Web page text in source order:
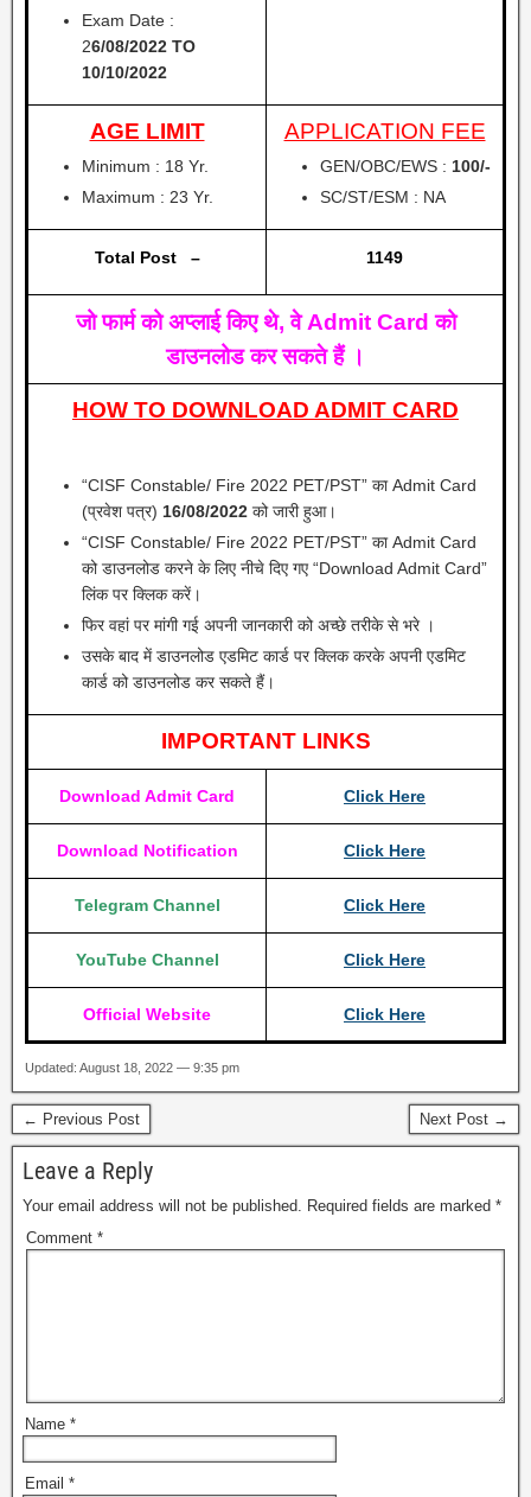
Exam Date :
26/08/2022 TO
10/10/2022
AGE LIMIT
Minimum : 18 Yr.
Maximum : 23 Yr.
APPLICATION FEE
GEN/OBC/EWS : 100/-
SC/ST/ESM : NA
Total Post – 1149
जो फार्म को अप्लाई किए थे, वे Admit Card को
डाउनलोड कर सकते हैं ।
HOW TO DOWNLOAD ADMIT CARD
“CISF Constable/ Fire 2022 PET/PST” का Admit Card
(प्रवेश पत्र) 16/08/2022 को जारी हुआ।
“CISF Constable/ Fire 2022 PET/PST” का Admit Card
को डाउनलोड करने के लिए नीचे दिए गए “Download Admit Card”
लिंक पर क्लिक करें।
फिर वहां पर मांगी गई अपनी जानकारी को अच्छे तरीके से भरे ।
उसके बाद में डाउनलोड एडमिट कार्ड पर क्लिक करके अपनी एडमिट
कार्ड को डाउनलोड कर सकते हैं।
IMPORTANT LINKS
Download Admit Card Click Here
Download Notification Click Here
Telegram Channel Click Here
YouTube Channel Click Here
Official Website Click Here
Updated: August 18, 2022 — 9:35 pm
← Previous Post Next Post →
Leave a Reply
Your email address will not be published. Required fields are marked *
Comment *
Name *
Email *